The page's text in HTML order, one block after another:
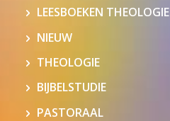
LEESBOEKEN THEOLOGIE
NIEUW
THEOLOGIE
BIJBELSTUDIE
PASTORAAL